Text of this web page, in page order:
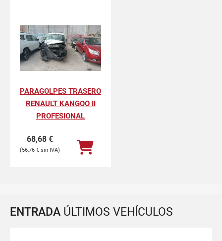
PARAGOLPES TRASERO
RENAULT KANGOO II
PROFESIONAL
68,68 €
56,76 €
ENTRADA ÚLTIMOS VEHÍCULOS